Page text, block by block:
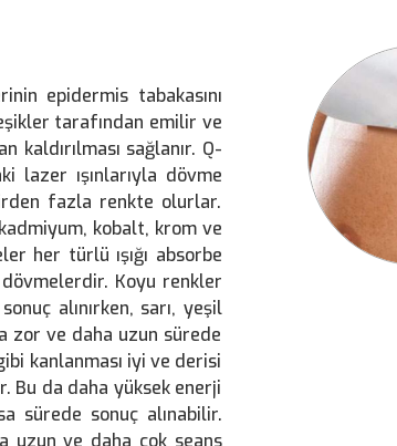
epidermis tabakasını
tarafından emilir ve
kaldırılması sağlanır. Q-
lazer ışınlarıyla dövme
fazla renkte olurlar.
kobalt, krom ve
her türlü ışığı absorbe
Koyu renkler
alınırken, sarı, yeşil
zor ve daha uzun sürede
kanlanması iyi ve derisi
Bu da daha yüksek enerji
sürede sonuç alınabilir.
uzun ve daha çok seans